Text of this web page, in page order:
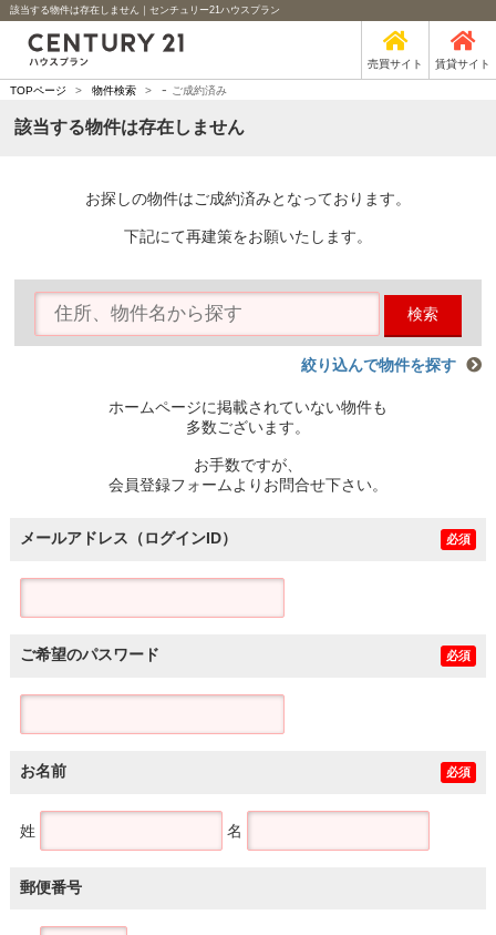
該当する物件は存在しません｜センチュリー21ハウスプラン
売買サイト 賃貸サイト
TOPページ > 物件検索 > - ご成約済み
該当する物件は存在しません
お探しの物件はご成約済みとなっております。
下記にて再建策をお願いたします。
検索
絞り込んで物件を探す
ホームページに掲載されていない物件も
多数ございます。
お手数ですが、
会員登録フォームよりお問合せ下さい。
メールアドレス（ログインID） 必須
ご希望のパスワード 必須
お名前 必須
姓 名
郵便番号